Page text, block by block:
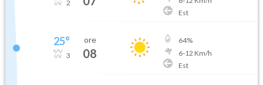
2
Est
25°
3
ore
08
64%
6-12 Km/h
Est